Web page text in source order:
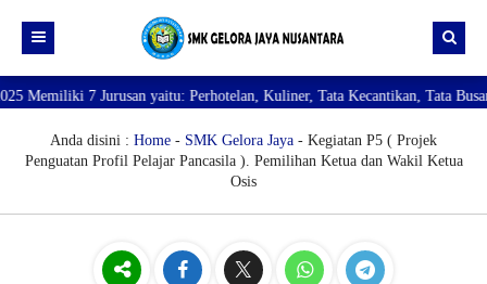
Beranda
Profil
VISI dan MISI
DATA SISWA
DATA GURU
JURUSAN
Kuliner, Tata Kecantikan, Tata Busana, Teknik Komputer dan
Anda disini : Home - SMK Gelora Jaya - Kegiatan P5 ( Projek
Penguatan Profil Pelajar Pancasila ). Pemilihan Ketua dan Wakil Ketua
Osis